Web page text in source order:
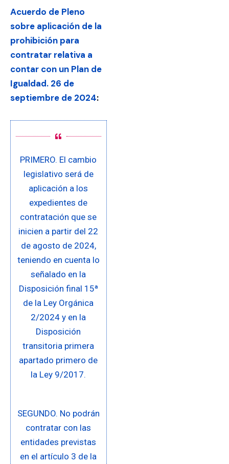
Acuerdo de Pleno
sobre aplicación de la
prohibición para
contratar relativa a
contar con un Plan de
Igualdad. 26 de
septiembre de 2024:
PRIMERO. El cambio
legislativo será de
aplicación a los
expedientes de
contratación que se
inicien a partir del 22
de agosto de 2024,
teniendo en cuenta lo
señalado en la
Disposición final 15ª
de la Ley Orgánica
2/2024 y en la
Disposición
transitoria primera
apartado primero de
la Ley 9/2017.
SEGUNDO. No podrán
contratar con las
entidades previstas
en el artículo 3 de la